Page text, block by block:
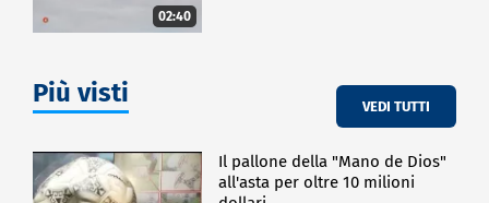
02:40
Più visti VEDI TUTTI
Il pallone della "Mano de Dios"
all'asta per oltre 10 milioni